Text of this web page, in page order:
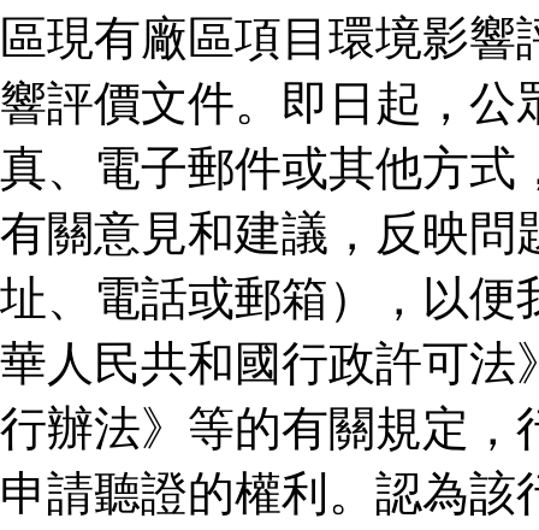
區現有廠區項目環境影
響評價文件。即日起，公
真、電子郵件或其他方式
有關意見和建議，反映問
址、電話或郵箱），以便
華人民共和國行政許可法
行辦法》等的有關規定，
申請聽證的權利。認為